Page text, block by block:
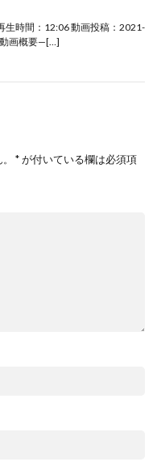
生時間：12:06 動画投稿：2021-
画概要—[…]
*が付いている欄は必須項